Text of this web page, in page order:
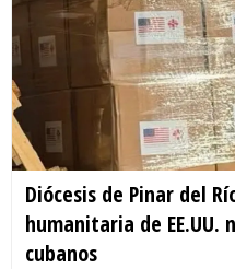
Diócesis de Pinar del
humanitaria de
cubanos